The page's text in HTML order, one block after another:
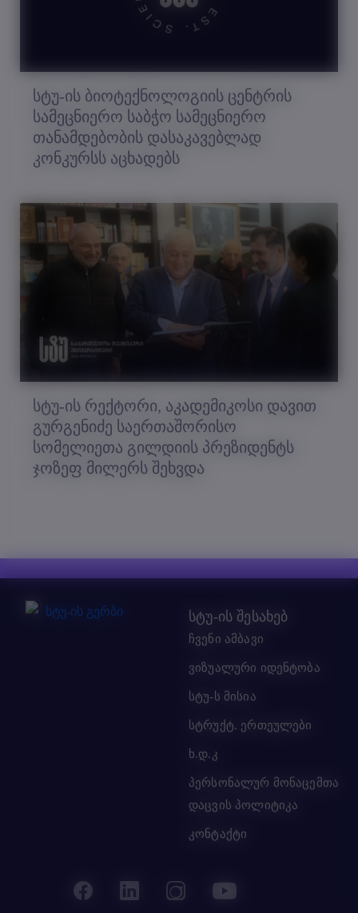
სტუ-ის ბიოტექნოლოგიის ცენტრის
სამეცნიერო საბჭო სამეცნიერო
თანამდებობის დასაკავებლად
კონკურსს აცხადებს
სტუ-ის რექტორი, აკადემიკოსი დავით
გურგენიძე საერთაშორისო
სომელიეთა გილდიის პრეზიდენტს
ჯოზეფ მილერს შეხვდა
სტუ-ის შესახებ
ჩვენი ამბავი
ვიზუალური იდენტობა
სტუ-ს მისია
სტრუქტ. ერთეულები
ხ.დ.კ
პერსონალურ მონაცემთა
დაცვის პოლიტიკა
კონტაქტი